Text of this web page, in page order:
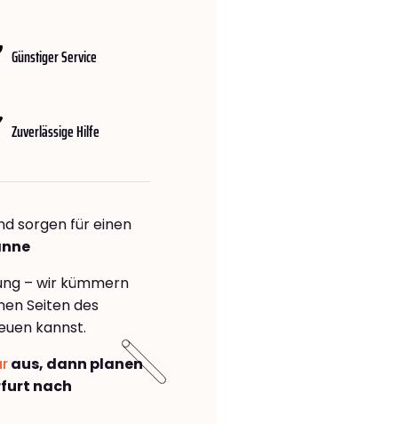
Günstiger Service
Zuverlässige Hilfe
sorgen für einen
– wir kümmern
Seiten des
kannst.
aus, dann planen
nach